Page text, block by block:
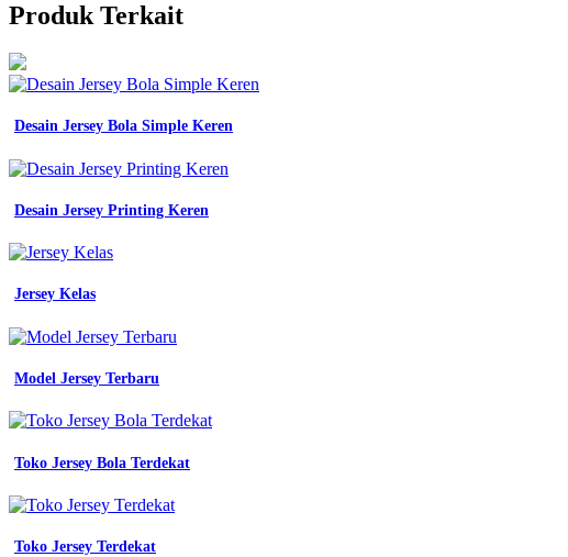
Produk Terkait
Desain Jersey Bola Simple Keren
Desain Jersey Printing Keren
Jersey Kelas
Model Jersey Terbaru
Toko Jersey Bola Terdekat
Toko Jersey Terdekat